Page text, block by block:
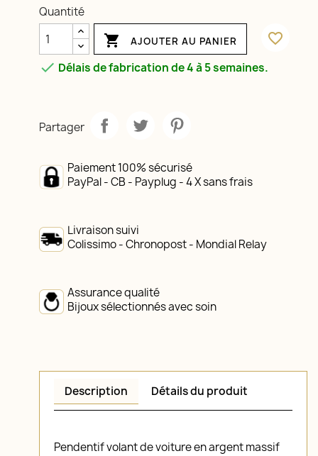
Quantité
 AJOUTER AU PANIER
favorite_border
 Délais de fabrication de 4 à 5 semaines.
Partager
Paiement 100% sécurisé
PayPal - CB - Payplug - 4 X sans frais
Livraison suivi
Colissimo - Chronopost - Mondial Relay
Assurance qualité
Bijoux sélectionnés avec soin
Description Détails du produit
Pendentif volant de voiture en argent massif